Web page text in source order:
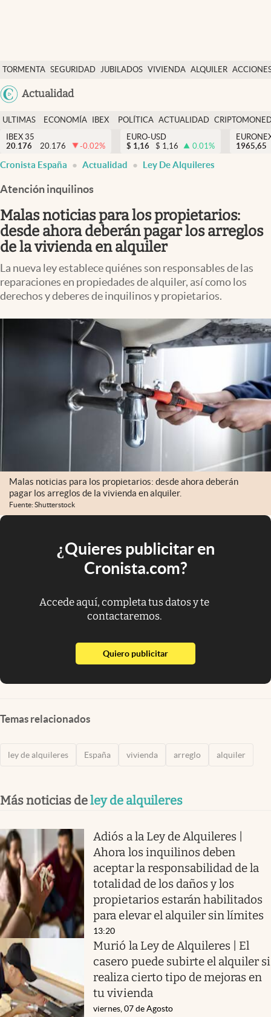
TORMENTA SEGURIDAD JUBILADOS VIVIENDA ALQUILER
USA
Actualidad
Economía y finanzas
Política
Actualidad
Criptomonedas
España
ULTIMAS
NOTICIAS
ECONOMÍA
FINANZAS
IBEX
EURO
POLÍTICA ACTUALIDAD
IBEX 35
20.176
20.176 -0.02%
EURO-USD
$ 1,16 $ 1,16 0.01%
1965,65
Cronista España Actualidad Ley De Alquileres
Atención inquilinos
Malas noticias para los propietarios:
desde ahora deberán pagar los arreglos
de la vivienda en alquiler
La nueva ley establece quiénes son responsables de las
reparaciones en propiedades de alquiler, así como los
derechos y deberes de inquilinos y propietarios.
Malas noticias para los propietarios: desde ahora deberán
pagar los arreglos de la vivienda en alquiler.
Fuente: Shutterstock
¿Quieres publicitar en
Cronista.com?
Accede aquí, completa tus datos y te
contactaremos.
Quiero publicitarabre en nueva pestaña
Temas relacionados
ley de alquileres España vivienda arreglo alquiler
Más noticias deley de alquileres
Adiós a la Ley de Alquileres |
Ahora los inquilinos deben
aceptar la responsabilidad de la
totalidad de los daños y los
propietarios estarán habilitados
para elevar el alquiler sin límites
13:20
Murió la Ley de Alquileres | El
casero puede subirte el alquiler si
realiza cierto tipo de mejoras en
tu vivienda
viernes, 07 de Agosto